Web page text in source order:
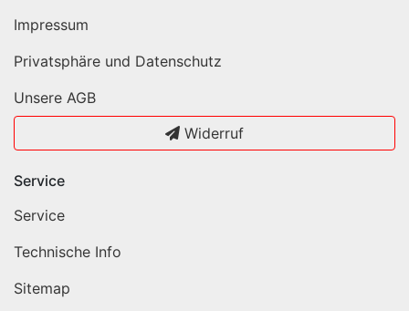
Impressum
Privatsphäre und Datenschutz
Unsere AGB
Widerruf
Service
Service
Technische Info
Sitemap